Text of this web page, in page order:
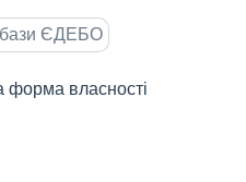
бази ЄДЕБО
власності